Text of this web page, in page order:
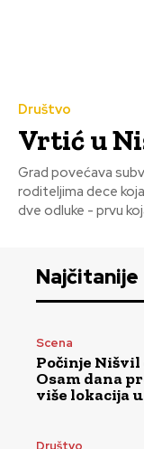
Društvo
Vrtić u
Grad povećava subvencije na
roditeljima dece
dve odluke - prvu
Najčitanije
Scena
Počinje
Osam dana
više lokacija
Društvo